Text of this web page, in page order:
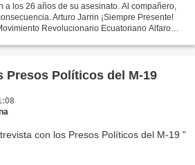
a los 26 años de su asesinato. Al compañero,
Arturo Jarrin ¡Siempre Presente!
Revolucionario Ecuatoriano Alfaro
Presos Políticos del M-19